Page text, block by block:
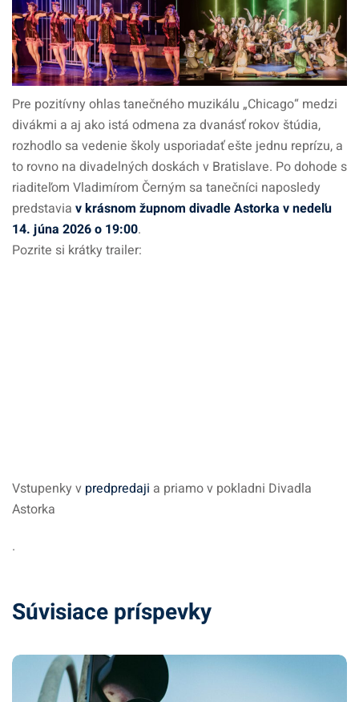
Pre pozitívny ohlas tanečného muzikálu „Chicago“ medzi
divákmi a aj ako istá odmena za dvanásť rokov štúdia,
rozhodlo sa vedenie školy usporiadať ešte jednu reprízu, a
to rovno na divadelných doskách v Bratislave. Po dohode s
riaditeľom Vladimírom Černým sa tanečníci naposledy
predstavia v krásnom župnom divadle Astorka v nedeľu
14. júna 2026 o 19:00.
Pozrite si krátky trailer:
Vstupenky v predpredaji a priamo v pokladni Divadla
Astorka
.
Súvisiace príspevky